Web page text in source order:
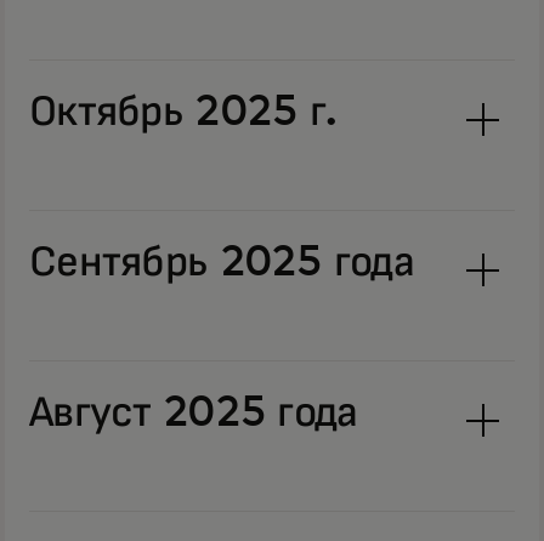
Октябрь 2025 г.
Сентябрь 2025 года
Август 2025 года